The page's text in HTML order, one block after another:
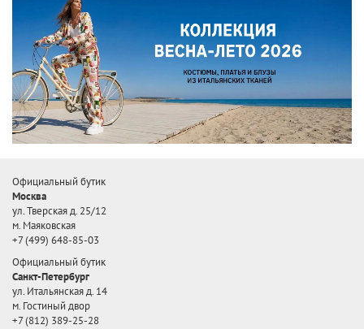
Официальный бутик
Москва
ул. Тверская д. 25/12
м. Маяковская
+7 (499) 648-85-03
Официальный бутик
Санкт-Петербург
ул. Итальянская д. 14
м. Гостиный двор
+7 (812) 389-25-28